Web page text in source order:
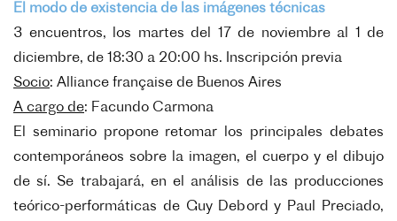
El modo de existencia de las imágenes técnicas
3 encuentros, los martes del 17 de noviembre al 1 de
diciembre, de 18:30 a 20:00 hs. Inscripción previa
Socio: Alliance française de Buenos Aires
A cargo de: Facundo Carmona
El seminario propone retomar los principales debates
contemporáneos sobre la imagen, el cuerpo y el dibujo
de sí. Se trabajará, en el análisis de las producciones
teórico-performáticas de Guy Debord y Paul Preciado,